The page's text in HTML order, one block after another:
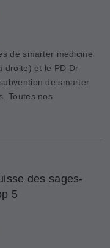
de smarter medicine
droite) et le PD Dr
de smarter
Toutes nos
des sages-
5